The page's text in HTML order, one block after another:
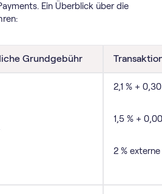
Ein Überblick über die
Grundgebühr
2,1 % +
1,5 % +
2 %